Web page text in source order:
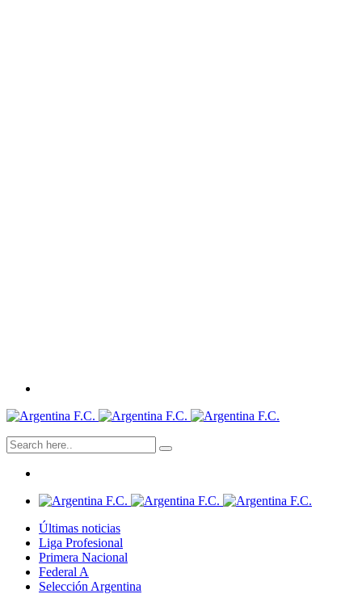
Últimas noticias
Liga Profesional
Primera Nacional
Federal A
Selección Argentina